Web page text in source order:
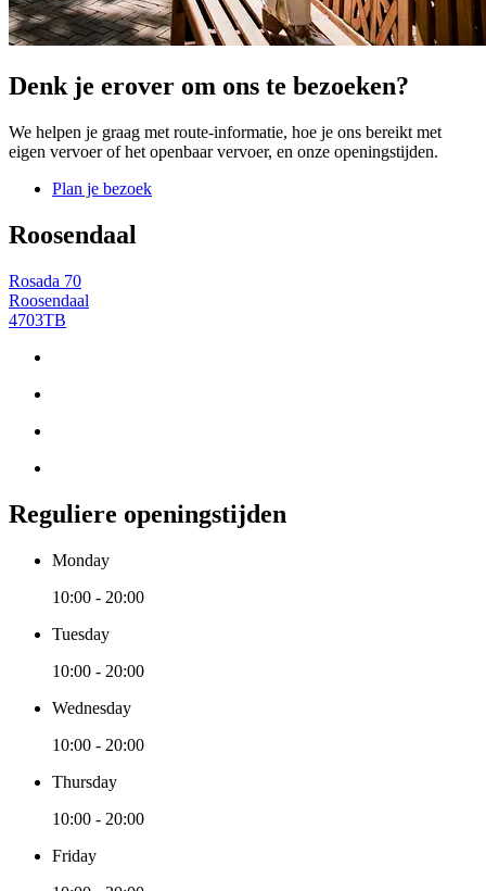
Denk je erover om ons te bezoeken?
We helpen je graag met route-informatie, hoe je ons bereikt met
eigen vervoer of het openbaar vervoer, en onze openingstijden.
Plan je bezoek
Roosendaal
Rosada 70
Roosendaal
4703TB
Reguliere openingstijden
Monday
10:00 - 20:00
Tuesday
10:00 - 20:00
Wednesday
10:00 - 20:00
Thursday
10:00 - 20:00
Friday